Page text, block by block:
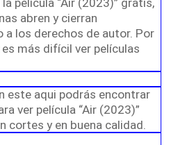
película “Air (2023)” gratis,
abren y cierran
los derechos de autor. Por
más difícil ver películas
este aqui podrás encontrar
ver película “Air (2023)”
cortes y en buena calidad.